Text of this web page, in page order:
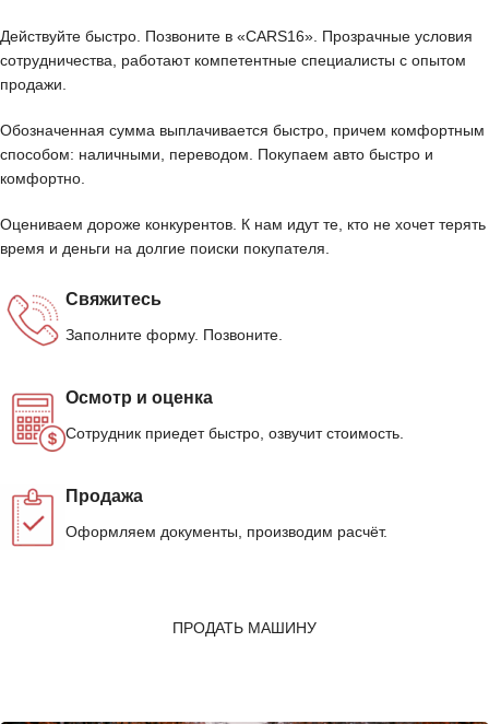
Действуйте быстро. Позвоните в «CARS16». Прозрачные условия
сотрудничества, работают компетентные специалисты с опытом
продажи.
Обозначенная сумма выплачивается быстро, причем комфортным
способом: наличными, переводом. Покупаем авто быстро и
комфортно.
Оцениваем дороже конкурентов. К нам идут те, кто не хочет терять
время и деньги на долгие поиски покупателя.
Свяжитесь
Заполните форму. Позвоните.
Осмотр и оценка
Сотрудник приедет быстро, озвучит стоимость.
Продажа
Оформляем документы, производим расчёт.
ПРОДАТЬ МАШИНУ